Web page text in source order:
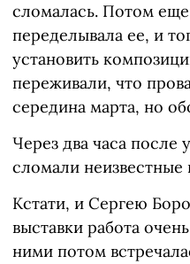
сломалась. Потом
переделывала ее, и
установить
переживали, что
середина марта, но
Через два часа после
сломали
Кстати, и Сергею
выставки работа
ними потом